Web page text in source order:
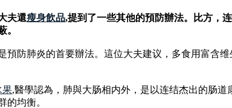
夫還瘦身飲品,提到了一些其他的預防辦法。比方，
。
預防肺炎的首要辦法。這位大夫建议，多食用富含
果,醫學認為，肺與大肠相内外，是以连结杰出的肠
的均衡。